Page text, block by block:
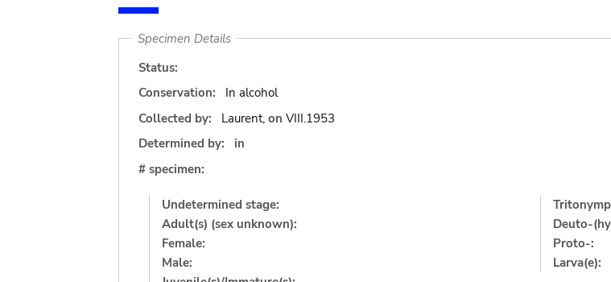
Specimen Details
Status:
Conservation:
In alcohol
Collected by:
Laurent, on VIII.1953
Determined by:
in
# specimen:
Undetermined stage:
Adult(s) (sex unknown):
Female:
Male:
Deuto-
Proto-:
Larva(e):